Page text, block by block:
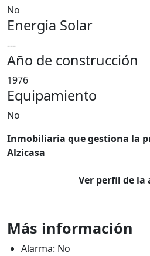
No
Energia Solar
---
Año de construcción
1976
Equipamiento
No
Inmobiliaria que gestiona la
Alzicasa
Ver perfil de la
Más información
Alarma: No